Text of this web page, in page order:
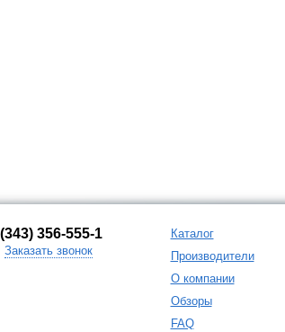
(343) 356-555-1
Заказать звонок
Каталог
Производители
О компании
Обзоры
FAQ